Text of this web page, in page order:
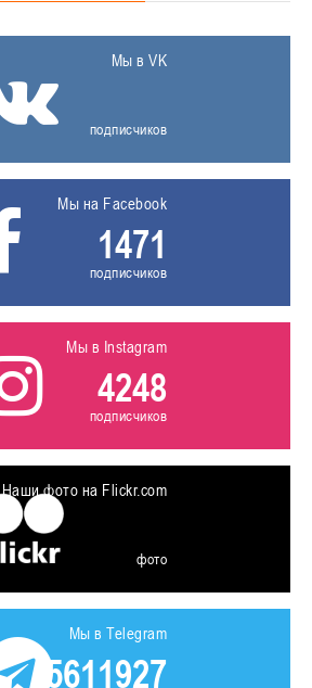
Мы в VK
подписчиков
Мы на Facebook
1471
подписчиков
Мы в Instagram
4248
подписчиков
Наши фото на Flickr.com
фото
Мы в Telegram
5611927